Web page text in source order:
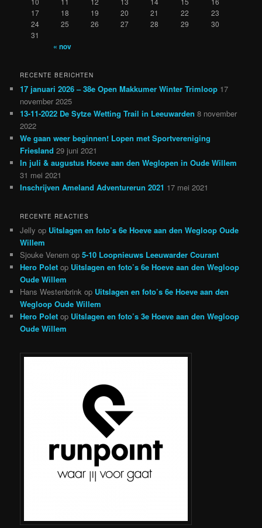
17
18 19 20 21 22
23
24
25 26 27 28 29
30
31
« nov
RECENTE BERICHTEN
17 januari 2026 – 38e Open Makkumer Winter Trimloop 17
november 2025
13-11-2022 De Sytze Wetting Trail in Leeuwarden 8 november
2022
We gaan weer beginnen! Lopen met Sportvereniging
Friesland 29 juni 2021
In juli & augustus Hoeve aan den Weglopen in Oude Willem
31 mei 2021
Inschrijven Ameland Adventurerun 2021 17 mei 2021
RECENTE REACTIES
Jelly op Uitslagen en foto’s 6e Hoeve aan den Wegloop Oude
Willem
Sjouke Venem op5-10 Loopnieuws Leeuwarder Courant
Hero Polet op Uitslagen en foto’s 6e Hoeve aan den Wegloop
Oude Willem
Hans Westenbrink op Uitslagen en foto’s 6e Hoeve aan den
Wegloop Oude Willem
Hero Polet op Uitslagen en foto’s 3e Hoeve aan den Wegloop
Oude Willem